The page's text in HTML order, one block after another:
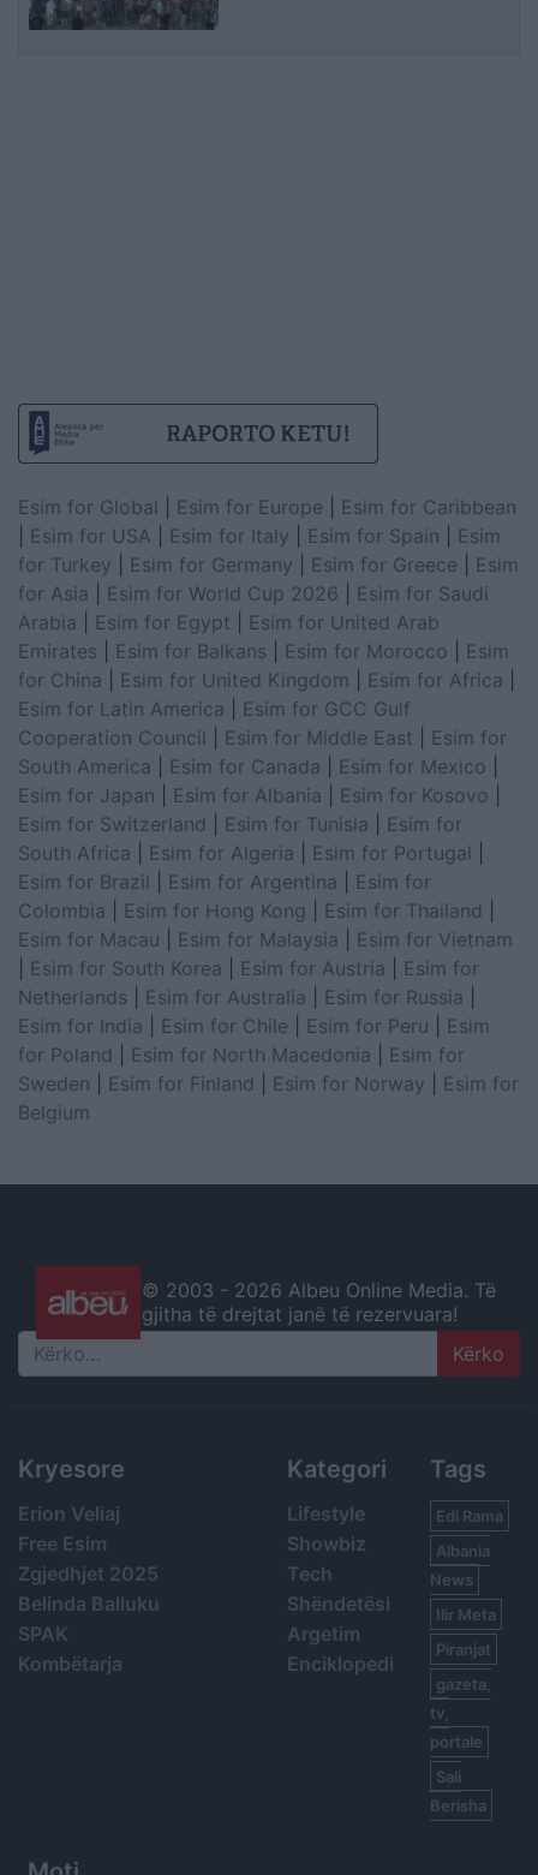
Esim for Global Esim for Europe
Esim for Caribbean
Esim for USA Esim for Italy Esim for Spain
Esim
for Turkey
Esim for Germany Esim for Greece
Esim
for Asia
Esim for World Cup 2026
Esim for Saudi
Arabia
Esim for Egypt
Esim for United Arab
Emirates
Esim for Balkans Esim for Morocco
Esim
for China
Esim for United Kingdom Esim for Africa
Esim for Latin America
Esim for GCC Gulf
Cooperation Council
Esim for Middle East
Esim for
South America
Esim for Canada Esim for Mexico
Esim for Japan
Esim for Albania Esim for Kosovo
Esim for Switzerland
Esim for Tunisia
Esim for
South Africa
Esim for Algeria Esim for Portugal
Esim for Brazil
Esim for Argentina
Esim for
Colombia
Esim for Hong Kong Esim for Thailand
Esim for Macau
Esim for Malaysia
Esim for Vietnam
Esim for South Korea Esim for Austria
Esim for
Netherlands
Esim for Australia Esim for Russia
Esim for India
Esim for Chile Esim for Peru
Esim
for Poland
Esim for North Macedonia
Esim for
Sweden
Esim for Finland Esim for Norway
Esim for
Belgium
© 2003 - 2026 Albeu Online Media. Të
gjitha të drejtat janë të rezervuara!
Search
Kryesore
Erion Veliaj
Free Esim
Zgjedhjet 2025
Belinda Balluku
SPAK
Kombëtarja
Kategori
Lifestyle
Showbiz
Tech
Shëndetësi
Argetim
Enciklopedi
Tags
Edi Rama
Albania
News
Ilir Meta
Piranjat
gazeta,
tv,
portale
Sali
Berisha